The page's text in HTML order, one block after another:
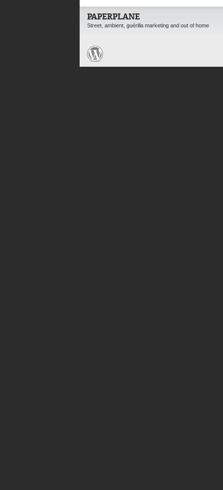
PAPERPLANE
Street, ambient, guérilla marketing and out of home